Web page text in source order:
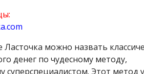
Ласточка можно назвать
денег по чудесному методу,
суперспециалистом. Этот метод